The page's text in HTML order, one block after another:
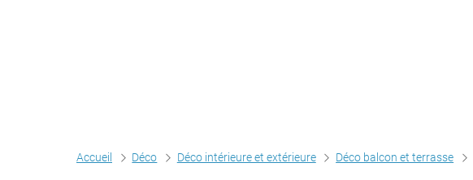
Accueil Déco Déco intérieure et extérieure Déco balcon et terrasse